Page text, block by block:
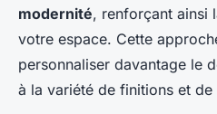
modernité, renforçant ainsi
votre espace. Cette
personnaliser davantage le
à la variété de finitions et